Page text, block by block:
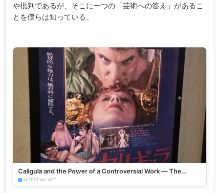
や批判であるが、そこに一つの「芸術への答え」があるこ
とを僕らは知っている。
Caligula and the Power of a Controversial Work — The
“Caligula Effect” - HazeDenki.net
HAZEDENKI.NET